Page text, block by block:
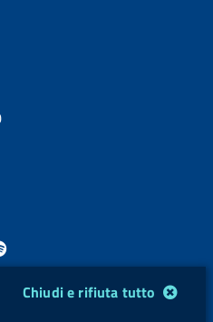
Chiudi e rifiuta tutto
l
a